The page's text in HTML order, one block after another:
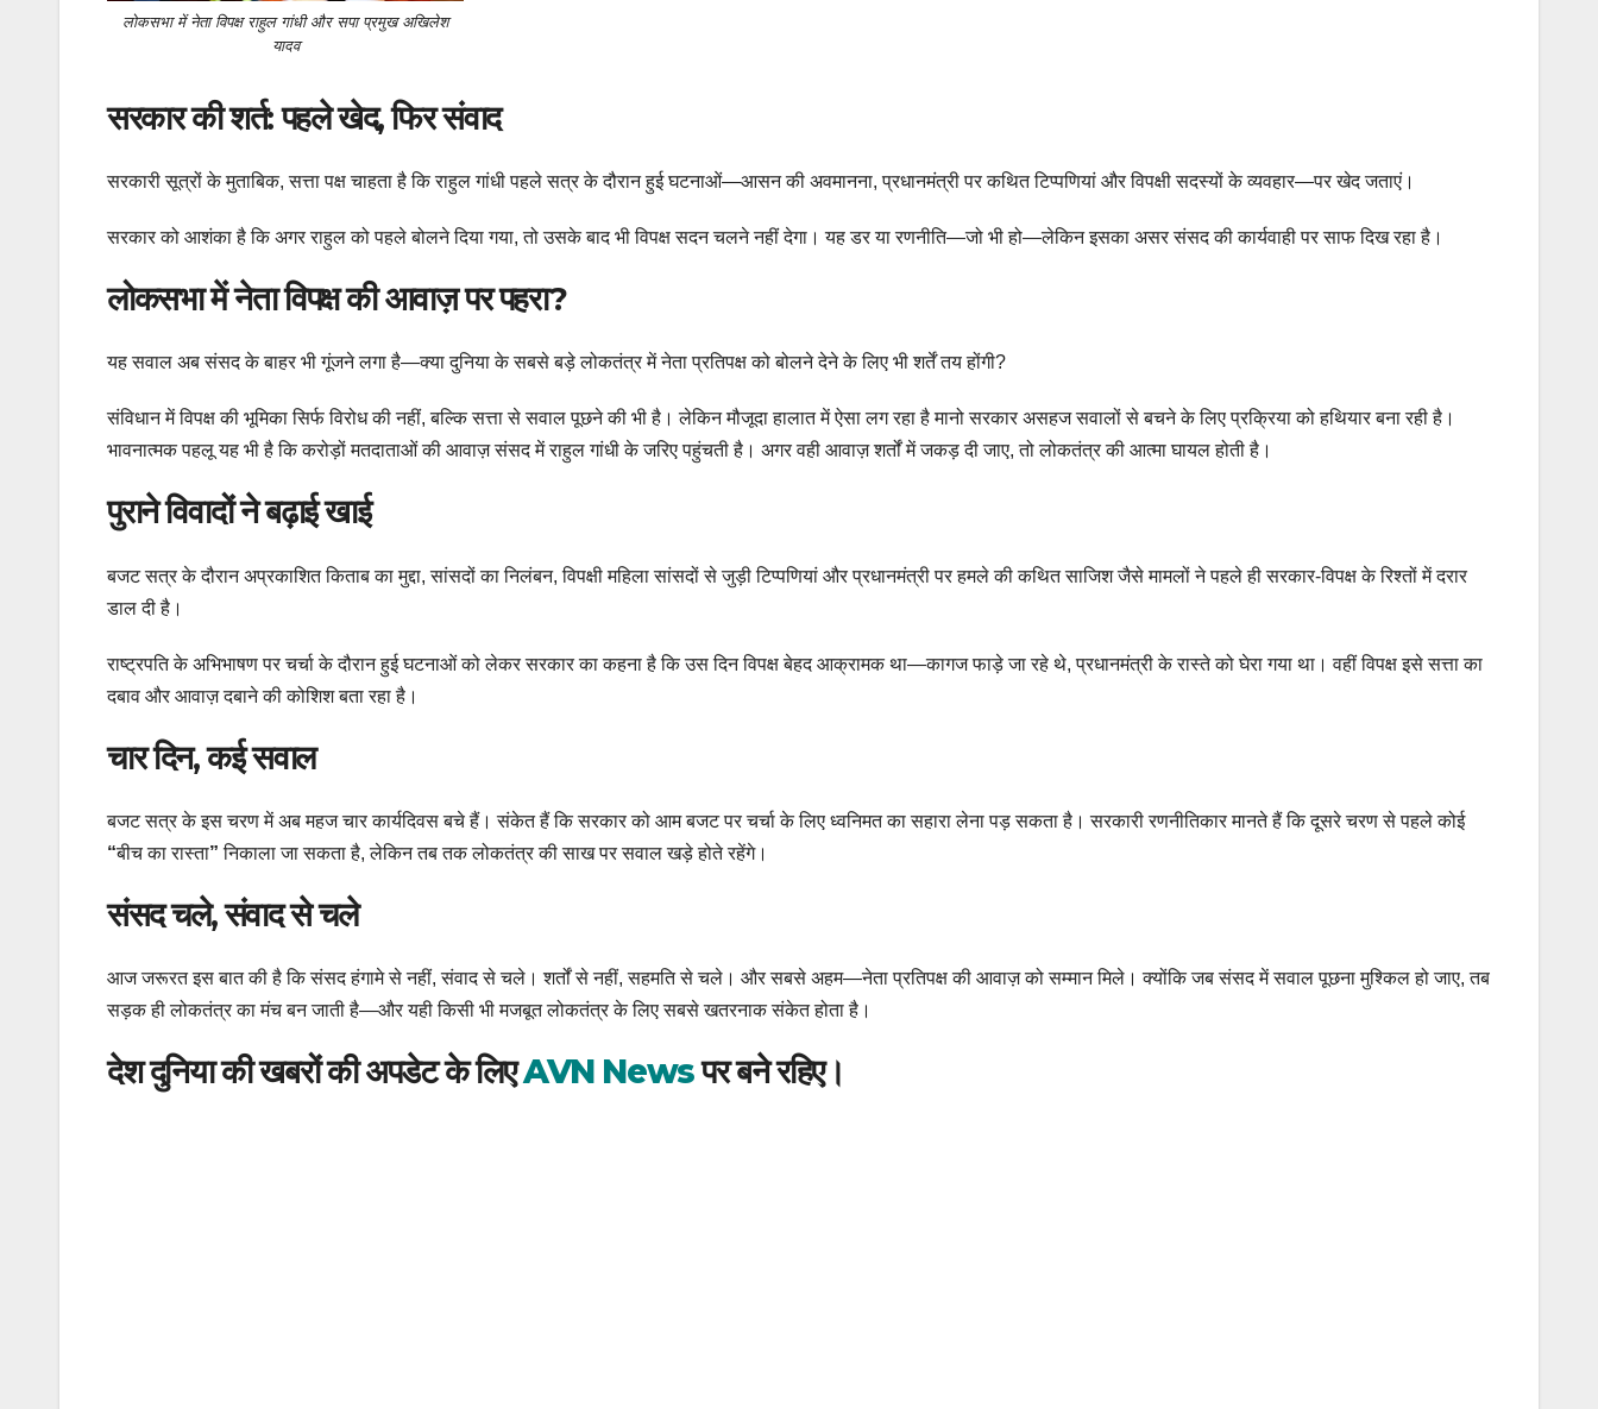
लोकसभा में नेता विपक्ष राहुल गांधी और सपा प्रमुख अखिलेश
यादव
सरकार की शर्त: पहले खेद, फिर संवाद
सरकारी सूत्रों के मुताबिक, सत्ता पक्ष चाहता है कि राहुल गांधी पहले सत्र के दौरान हुई घटनाओं—आसन की अवमानना, प्रधानमंत्री पर कथित टिप्पणियां और विपक्षी सदस्यों के व्यवहार—पर खेद जताएं।
सरकार को आशंका है कि अगर राहुल को पहले बोलने दिया गया, तो उसके बाद भी विपक्ष सदन चलने नहीं देगा। यह डर या रणनीति—जो भी हो—लेकिन इसका असर संसद की कार्यवाही पर साफ दिख रहा है।
लोकसभा में नेता विपक्ष की आवाज़ पर पहरा?
यह सवाल अब संसद के बाहर भी गूंजने लगा है—क्या दुनिया के सबसे बड़े लोकतंत्र में नेता प्रतिपक्ष को बोलने देने के लिए भी शर्तें तय होंगी?
संविधान में विपक्ष की भूमिका सिर्फ विरोध की नहीं, बल्कि सत्ता से सवाल पूछने की भी है। लेकिन मौजूदा हालात में ऐसा लग रहा है मानो सरकार असहज सवालों से बचने के लिए प्रक्रिया को हथियार बना रही है।
भावनात्मक पहलू यह भी है कि करोड़ों मतदाताओं की आवाज़ संसद में राहुल गांधी के जरिए पहुंचती है। अगर वही आवाज़ शर्तों में जकड़ दी जाए, तो लोकतंत्र की आत्मा घायल होती है।
पुराने विवादों ने बढ़ाई खाई
बजट सत्र के दौरान अप्रकाशित किताब का मुद्दा, सांसदों का निलंबन, विपक्षी महिला सांसदों से जुड़ी टिप्पणियां और प्रधानमंत्री पर हमले की कथित साजिश जैसे मामलों ने पहले ही सरकार-विपक्ष के रिश्तों में दरार
डाल दी है।
राष्ट्रपति के अभिभाषण पर चर्चा के दौरान हुई घटनाओं को लेकर सरकार का कहना है कि उस दिन विपक्ष बेहद आक्रामक था—कागज फाड़े जा रहे थे, प्रधानमंत्री के रास्ते को घेरा गया था। वहीं विपक्ष इसे सत्ता का
दबाव और आवाज़ दबाने की कोशिश बता रहा है।
चार दिन, कई सवाल
बजट सत्र के इस चरण में अब महज चार कार्यदिवस बचे हैं। संकेत हैं कि सरकार को आम बजट पर चर्चा के लिए ध्वनिमत का सहारा लेना पड़ सकता है। सरकारी रणनीतिकार मानते हैं कि दूसरे चरण से पहले कोई
“बीच का रास्ता” निकाला जा सकता है, लेकिन तब तक लोकतंत्र की साख पर सवाल खड़े होते रहेंगे।
संसद चले, संवाद से चले
आज जरूरत इस बात की है कि संसद हंगामे से नहीं, संवाद से चले। शर्तों से नहीं, सहमति से चले। और सबसे अहम—नेता प्रतिपक्ष की आवाज़ को सम्मान मिले। क्योंकि जब संसद में सवाल पूछना मुश्किल हो जाए, तब
सड़क ही लोकतंत्र का मंच बन जाती है—और यही किसी भी मजबूत लोकतंत्र के लिए सबसे खतरनाक संकेत होता है।
देश दुनिया की खबरों की अपडेट के लिएAVN Newsपर बने रहिए।